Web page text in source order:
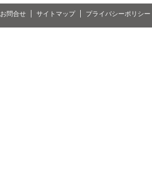
お問合せ サイトマップ プライバシーポリシー